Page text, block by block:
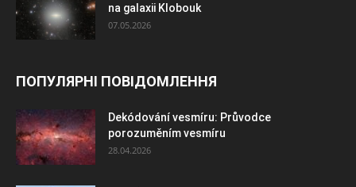
na galaxii Klobouk
07.05.2026
ПОПУЛЯРНІ ПОВІДОМЛЕННЯ
Dekódování vesmíru: Průvodce
porozuměním vesmíru
28.04.2026